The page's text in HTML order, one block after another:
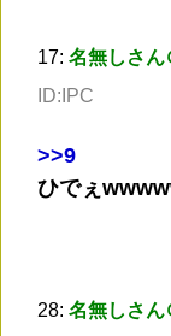
17: 名無しさん
ID:IPC
>>9
ひでぇ
28: 名無しさん